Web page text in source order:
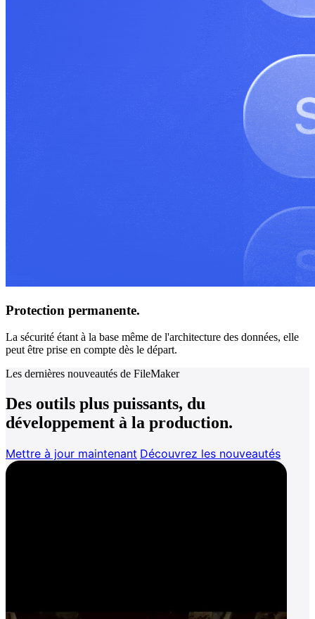
Protection permanente.
La sécurité étant à la base même de l'architecture des données, elle
peut être prise en compte dès le départ.
Les dernières nouveautés de FileMaker
Des outils plus puissants, du
développement à la production.
Mettre à jour maintenant Découvrez les nouveautés